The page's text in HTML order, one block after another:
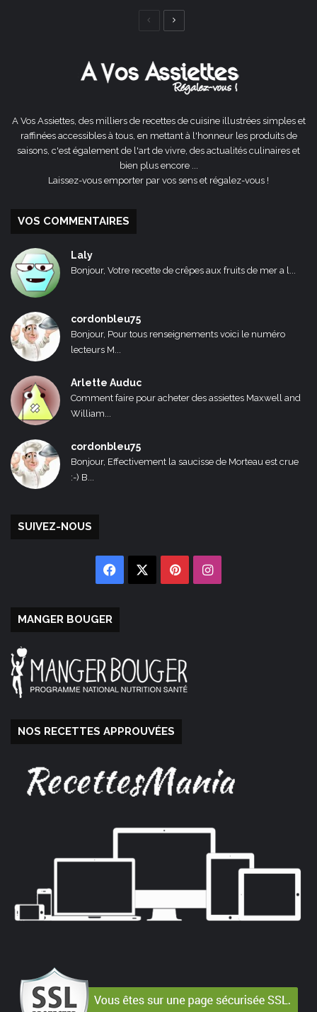
Page
A Vos Assiettes, des milliers de recettes de cuisine illustrées simples et
raffinées accessibles à tous, en mettant à l'honneur les produits de
saisons, c'est également de l'art de vivre, des actualités culinaires et
bien plus encore ...
Laissez-vous emporter par vos sens et régalez-vous !
VOS COMMENTAIRES
Laly
Bonjour, Votre recette de crêpes aux fruits de mer a l...
cordonbleu75
Bonjour, Pour tous renseignements voici le numéro
lecteurs M...
Arlette Auduc
Comment faire pour acheter des assiettes Maxwell and
William...
cordonbleu75
Bonjour, Effectivement la saucisse de Morteau est crue
:-) B...
SUIVEZ-NOUS
Facebook PinterestInstagram
MANGER BOUGER
NOS RECETTES APPROUVÉES